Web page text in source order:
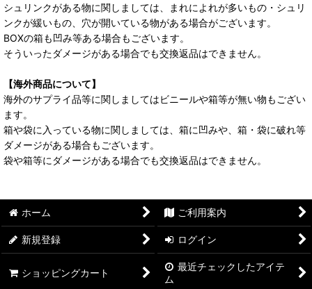
シュリンクがある物に関しましては、まれによれが多いもの・シュリ
ンクが緩いもの、穴が開いている物がある場合がございます。
BOXの箱も凹み等ある場合もございます。
そういったダメージがある場合でも交換返品はできません。
【海外商品について】
海外のサプライ品等に関しましてはビニールや箱等が無い物もござい
ます。
箱や袋に入っている物に関しましては、箱に凹みや、箱・袋に破れ等
ダメージがある場合もございます。
袋や箱等にダメージがある場合でも交換返品はできません。
ホーム ご利用案内
新規登録 ログイン
ショッピングカート
最近チェックしたアイテ
ム